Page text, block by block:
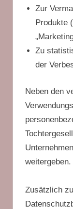
Zur
Produkte
Zu
der
Neben den
weitergeben.
Zusätzlich